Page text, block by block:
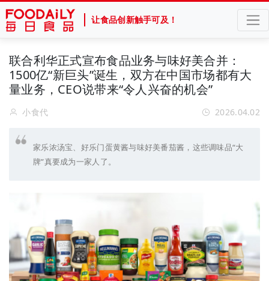
让食品创新触手可及！
联合利华正式宣布食品业务与味好美合并：
1500亿“新巨头”诞生，双方在中国市场都有大
量业务，CEO说带来“令人兴奋的机会”
小食代 2026.04.02
家乐浓汤宝、好乐门蛋黄酱与味好美番茄酱，这些调味品“大
牌”真要成为一家人了。